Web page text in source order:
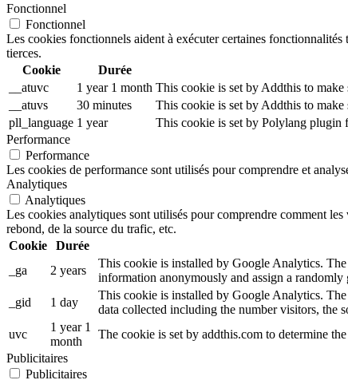
Fonctionnel
Fonctionnel
Les cookies fonctionnels aident à exécuter certaines
tierces.
Cookie
Durée
__atuvc
1 year 1 month This cookie is set by Addthis to make
__atuvs
30 minutes
This cookie is set by Addthis to make
pll_language 1 year
This cookie is set by Polylang plugin
Performance
Performance
Les cookies de performance sont utilisés pour comprendre et
Analytiques
Analytiques
Les cookies analytiques sont utilisés pour comprendre comment
rebond, de la source du trafic, etc.
Cookie
Durée
_ga
2 years
This cookie is installed by Google Analytics. The
information anonymously and assign a
_gid
1 day
This cookie is installed by Google Analytics.
data collected including the number visitors, the
uvc
1 year 1
month
The cookie is set by addthis.com to determine
Publicitaires
Publicitaires